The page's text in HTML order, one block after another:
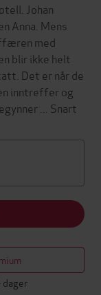
Johan
Anna. Mens
med
blir ikke helt
Det er når de
inntreffer og
... Snart
dager